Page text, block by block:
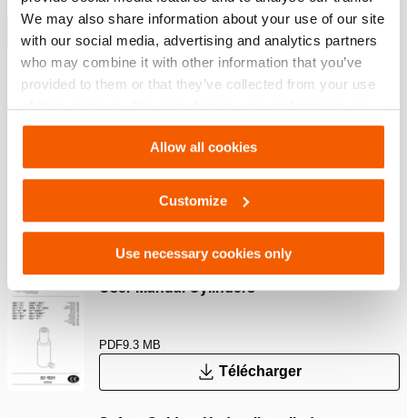
We may also share information about your use of our site
with our social media, advertising and analytics partners
who may combine it with other information that you’ve
provided to them or that they’ve collected from your use
of their services. You can change your preferences via
Settings. See ourcookiestatement.
Allow all cookies
Customize
Use necessary cookies only
Afficher plus
Téléchargements
Safety Guide – Hydraulic hoses & couplers
445.7 KB
Télécharger
User Manual Cylinders
PDF9.3 MB
Télécharger